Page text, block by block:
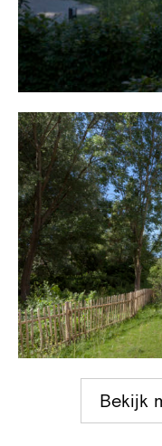
Bekijk